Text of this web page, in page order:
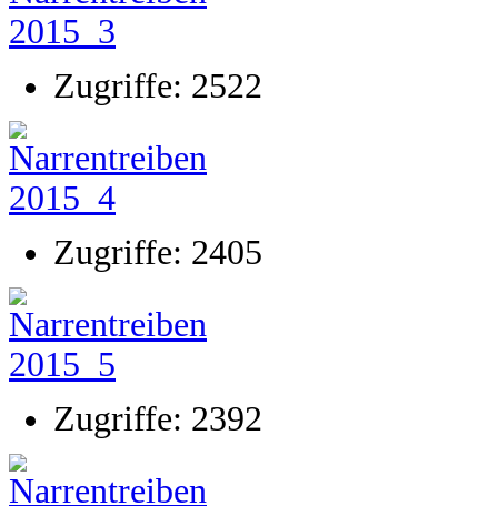
Zugriffe: 2522
Zugriffe: 2405
Zugriffe: 2392